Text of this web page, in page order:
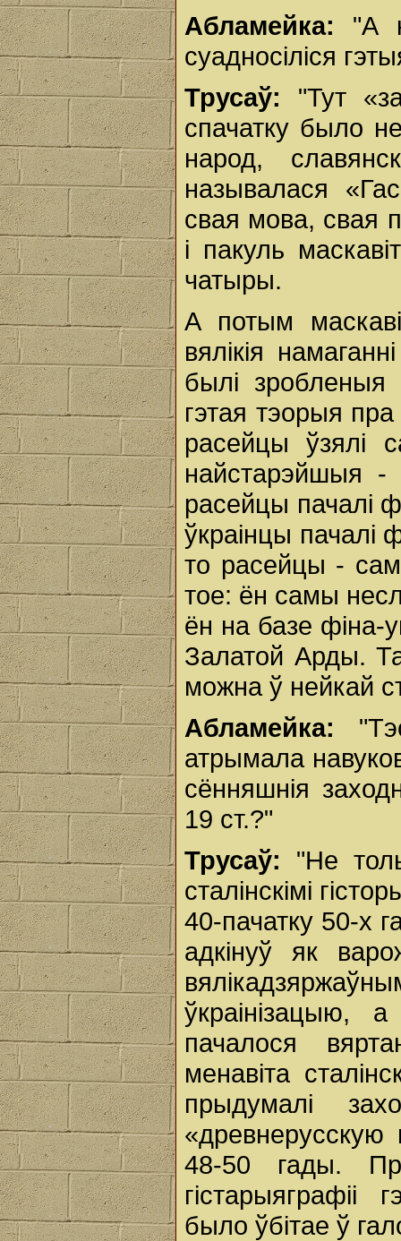
Абламейка: "А
суадносіліся
Трусаў: "Тут
спачатку было
народ,
называлася
свая мова, свая
і пакуль
чатыры.
А потым
вялікія
былі
гэтая тэорыя
расейцы ўзялі
найстарэйшыя -
расейцы пачалі
ўкраінцы
то расейцы -
тое: ён самы
ён на базе фіна-
Залатой Арды.
можна ў нейкай
Абламейка:
атрымала
сённяшнія
19 ст.?"
Трусаў: "Не
сталінскімі
40-пачатку 50-х
адкінуў як
ўкраінізацыю,
пачалося
менавіта
прыдумалі
«древнерусскую
48-50 гады.
гістарыяграфіі
было ўбітае ў